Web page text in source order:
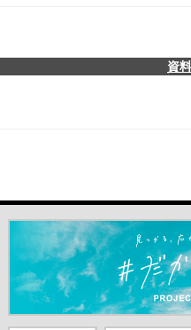
資
＃だから都立高（別ウイン